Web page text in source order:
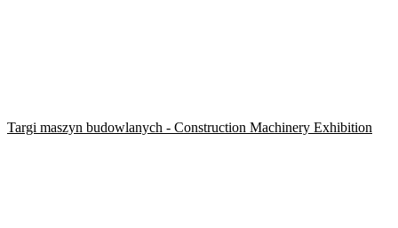
Targi maszyn budowlanych - Construction Machinery Exhibition